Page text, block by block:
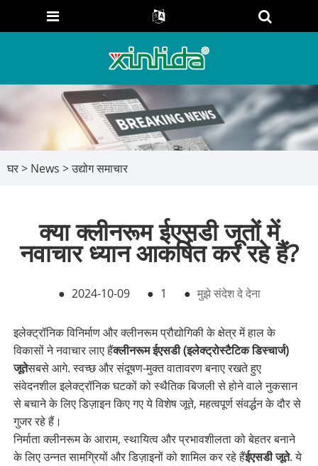
घर> News >उद्योग समाचार
क्या क्लीनरूम ईएसडी जूतों में
नवाचार ध्यान आकर्षित कर रहे हैं?
● 2024-10-09 ● 1 ● मुझे संदेश दे देना
इलेक्ट्रॉनिक विनिर्माण और क्लीनरूम प्रौद्योगिकी के क्षेत्र में हाल के
विकासों ने नवाचार लाए हैंक्लीनरूम ईएसडी (इलेक्ट्रोस्टैटिक डिस्चार्ज)
जूतेसबसे आगे. स्वच्छ और संदूषण-मुक्त वातावरण बनाए रखते हुए
संवेदनशील इलेक्ट्रॉनिक घटकों को स्थैतिक बिजली से होने वाले नुकसान
से बचाने के लिए डिज़ाइन किए गए ये विशेष जूते, महत्वपूर्ण संवर्द्धन के दौर से
गुजर रहे हैं।
निर्माता क्लीनरूम के आराम, स्थायित्व और प्रभावशीलता को बेहतर बनाने
के लिए उन्नत सामग्रियों और डिज़ाइनों को शामिल कर रहे हैंईएसडी जूते. ये